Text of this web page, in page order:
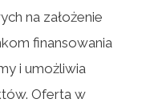
na założenie
finansowania
i umożliwia
Oferta w